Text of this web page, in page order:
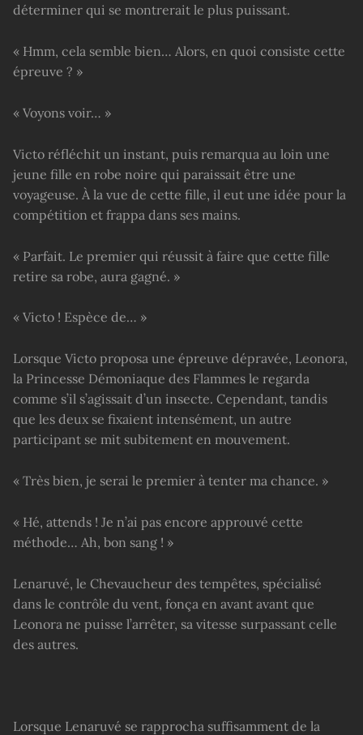
déterminer qui se montrerait le plus puissant.
« Hmm, cela semble bien… Alors, en quoi consiste cette
épreuve ? »
« Voyons voir… »
Victo réfléchit un instant, puis remarqua au loin une
jeune fille en robe noire qui paraissait être une
voyageuse. À la vue de cette fille, il eut une idée pour la
compétition et frappa dans ses mains.
« Parfait. Le premier qui réussit à faire que cette fille
retire sa robe, aura gagné. »
« Victo ! Espèce de… »
Lorsque Victo proposa une épreuve dépravée, Leonora,
la Princesse Démoniaque des Flammes le regarda
comme s’il s’agissait d’un insecte. Cependant, tandis
que les deux se fixaient intensément, un autre
participant se mit subitement en mouvement.
« Très bien, je serai le premier à tenter ma chance. »
« Hé, attends ! Je n’ai pas encore approuvé cette
méthode… Ah, bon sang ! »
Lenaruvé, le Chevaucheur des tempêtes, spécialisé
dans le contrôle du vent, fonça en avant avant que
Leonora ne puisse l’arrêter, sa vitesse surpassant celle
des autres.
Lorsque Lenaruvé se rapprocha suffisamment de la